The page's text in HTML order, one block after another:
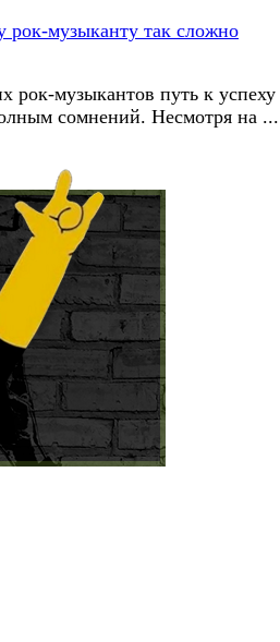
рок-музыкантов путь к успеху
сомнений. Несмотря на ...